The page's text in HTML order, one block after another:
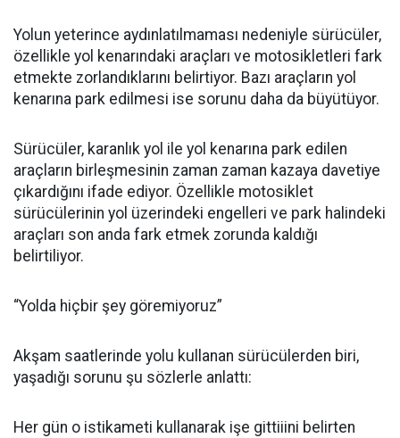
Yolun yeterince aydınlatılmaması nedeniyle sürücüler,
özellikle yol kenarındaki araçları ve motosikletleri fark
etmekte zorlandıklarını belirtiyor. Bazı araçların yol
kenarına park edilmesi ise sorunu daha da büyütüyor.
Sürücüler, karanlık yol ile yol kenarına park edilen
araçların birleşmesinin zaman zaman kazaya davetiye
çıkardığını ifade ediyor. Özellikle motosiklet
sürücülerinin yol üzerindeki engelleri ve park halindeki
araçları son anda fark etmek zorunda kaldığı
belirtiliyor.
“Yolda hiçbir şey göremiyoruz”
Akşam saatlerinde yolu kullanan sürücülerden biri,
yaşadığı sorunu şu sözlerle anlattı:
Her gün o istikameti kullanarak işe gittiiini belirten